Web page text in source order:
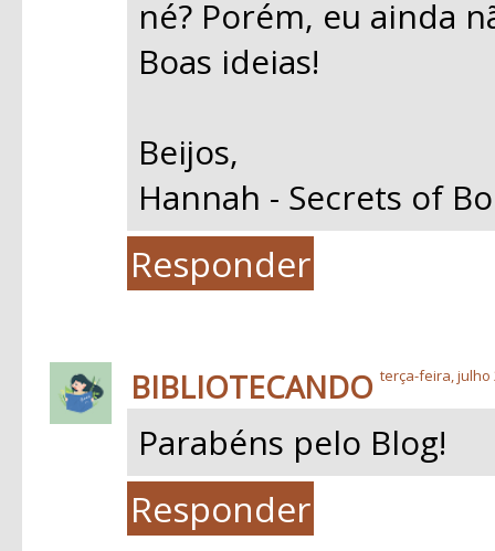
né? Porém, eu ainda
Boas ideias!
Beijos,
Hannah - Secrets of
Responder
BIBLIOTECANDO terça-feira, julho
Parabéns pelo Blog!
Responder